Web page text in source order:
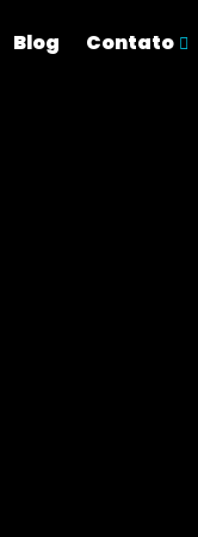
Blog Contato